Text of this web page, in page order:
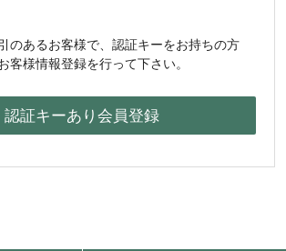
のあるお客様で、認証キーをお持ちの方
客様情報登録を行って下さい。